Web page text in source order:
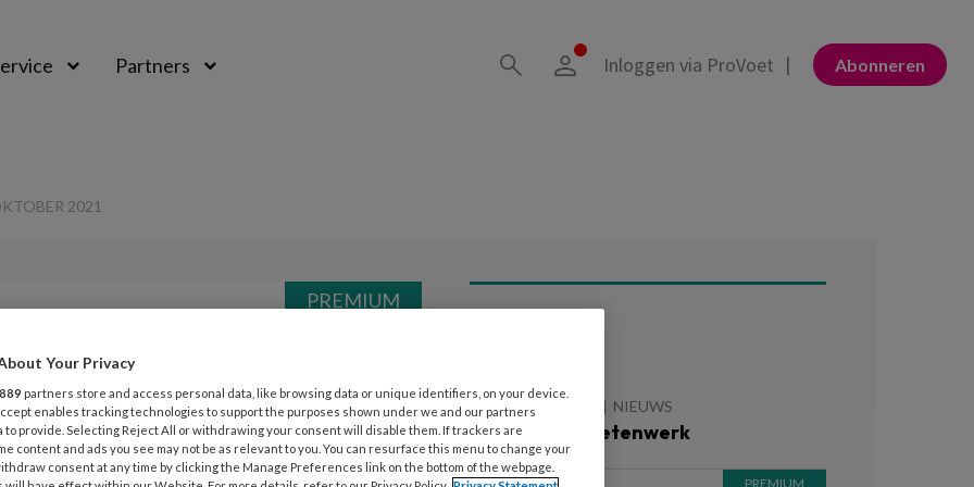
Partners Abonneren
Inloggen via ProVoet
2021
8, oktober 2021
PREMIUM
20 JANUARI 2025 NIEUWS
Welkom bij Voetenwerk
Your Privacy
889 partners store and access personal data, like browsing data or unique identifiers, on your device.
enables tracking technologies to support the purposes shown under we and our partners
to provide. Selecting Reject All or withdrawing your consent will disable them. If trackers are
content and ads you see may not be as relevant to you. You can resurface this menu to change your
consent at any time by clicking the Manage Preferences link on the bottom of the webpage.